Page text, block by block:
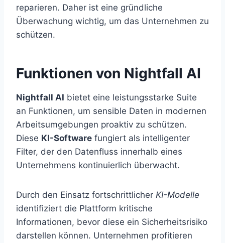
reparieren. Daher ist eine gründliche
Überwachung wichtig, um das Unternehmen zu
schützen.
Funktionen von Nightfall AI
Nightfall AI bietet eine leistungsstarke Suite
an Funktionen, um sensible Daten in modernen
Arbeitsumgebungen proaktiv zu schützen.
Diese KI-Software fungiert als intelligenter
Filter, der den Datenfluss innerhalb eines
Unternehmens kontinuierlich überwacht.
Durch den Einsatz fortschrittlicher KI-Modelle
identifiziert die Plattform kritische
Informationen, bevor diese ein Sicherheitsrisiko
darstellen können. Unternehmen profitieren